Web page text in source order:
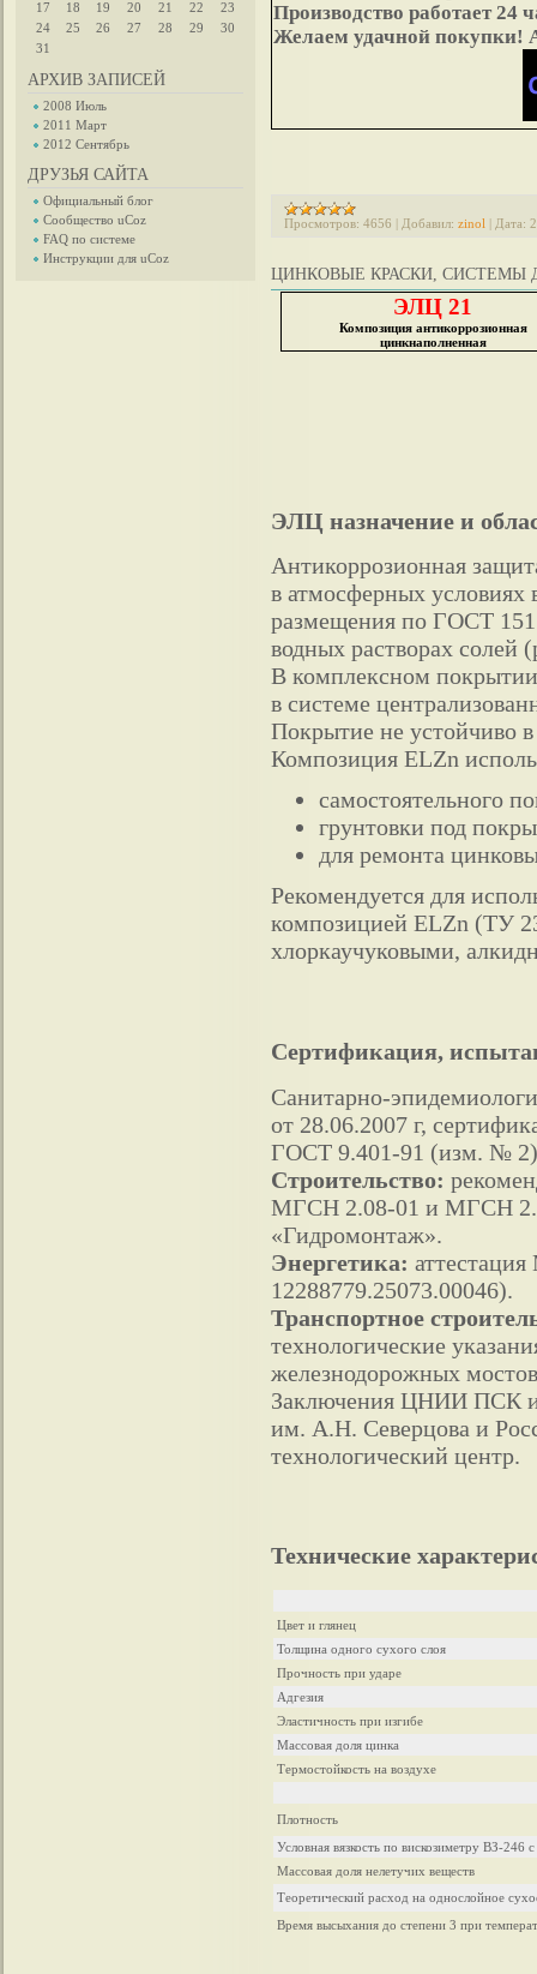
17
18 19 20 21 22
23
24
25 26 27 28 29
30
31
АРХИВ ЗАПИСЕЙ
2008 Июль
2011 Март
2012 Сентябрь
ДРУЗЬЯ САЙТА
Официальный блог
Сообщество uCoz
FAQ по системе
Инструкции для uCoz
Производство работает 24
Желаем удачной
Просмотров: 4656 | Добавил: zinol | Дата:
ЦИНКОВЫЕ КРАСКИ, СИСТЕМЫ
ЭЛЦ 21
Композиция антикоррозионная
цинкнаполненная
ЭЛЦ назначение и
Антикоррозионная
в атмосферных условиях
размещения по ГОСТ
водных растворах солей
В комплексном
в системе
Покрытие не устойчиво в
Композиция ELZn
самостоятельного
грунтовки под
для ремонта
Рекомендуется для
композицией ELZn (ТУ
хлоркаучуковыми,
Сертификация,
Санитарно-
от 28.06.2007 г,
ГОСТ 9.401-91 (изм. №
Строительство:
МГСН 2.08-01 и МГСН
«Гидромонтаж».
Энергетика:
12288779.25073.00046).
Транспортное
технологические
железнодорожных
Заключения ЦНИИ
им. А.Н. Северцова и
технологический центр.
Технические
Цвет и глянец
Толщина одного сухого слоя
Прочность при ударе
Адгезия
Эластичность при изгибе
Массовая доля цинка
Термостойкость на воздухе
Плотность
Условная вязкость по вискозиметру ВЗ-
Массовая доля нелетучих веществ
Теоретический расход на однослойное
Время высыхания до степени 3 при